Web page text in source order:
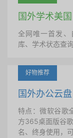
国外学术美
全网唯一首发
库、学术状态查
好物推荐
国外办公云
特点：微软谷歌
方365桌面版谷
名、终身使用，